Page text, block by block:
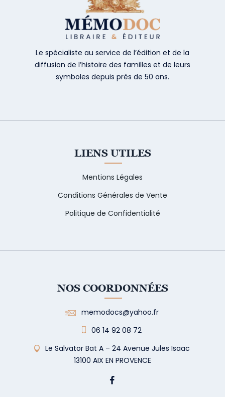
Le spécialiste au service de l’édition et de la
diffusion de l’histoire des familles et de leurs
symboles depuis près de 50 ans.
LIENS UTILES
Mentions Légales
Conditions Générales de Vente
Politique de Confidentialité
NOS COORDONNÉES
memodocs@yahoo.fr
06 14 92 08 72
Le Salvator Bat A – 24 Avenue Jules Isaac
13100 AIX EN PROVENCE